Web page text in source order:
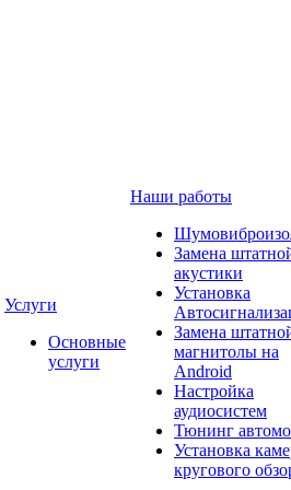
Услуги
Основные
услуги
Наши работы
Замена
акустики
Установка
Замена
магнитолы на
Android
Настройка
аудиосистем
Тюнинг
Установка
кругового